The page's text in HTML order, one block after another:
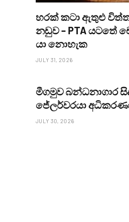
හරක් කටා ඇතුළු
නඩුව – PTA යටතේ
යා නොහැක
JULY 31, 2026
මීගමුව බන්ධනාගාර
ජේලර්වරයා
JULY 30, 2026